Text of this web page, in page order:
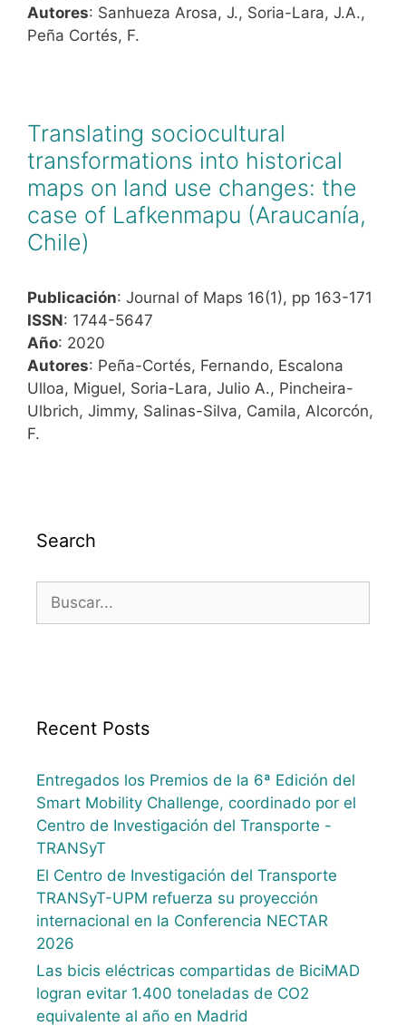
Autores: Sanhueza Arosa, J., Soria-Lara, J.A.,
Peña Cortés, F.
Translating sociocultural
transformations into historical
maps on land use changes: the
case of Lafkenmapu (Araucanía,
Chile)
Publicación: Journal of Maps 16(1), pp 163-171
ISSN: 1744-5647
Año: 2020
Autores: Peña-Cortés, Fernando, Escalona
Ulloa, Miguel, Soria-Lara, Julio A., Pincheira-
Ulbrich, Jimmy, Salinas-Silva, Camila, Alcorcón,
F.
Search
Recent Posts
Entregados los Premios de la 6ª Edición del
Smart Mobility Challenge, coordinado por el
Centro de Investigación del Transporte -
TRANSyT
El Centro de Investigación del Transporte
TRANSyT-UPM refuerza su proyección
internacional en la Conferencia NECTAR
2026
Las bicis eléctricas compartidas de BiciMAD
logran evitar 1.400 toneladas de CO2
equivalente al año en Madrid